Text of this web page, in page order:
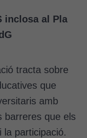
inclosa al Pla
tracta sobre
que
amb
barreres que els
la participació.